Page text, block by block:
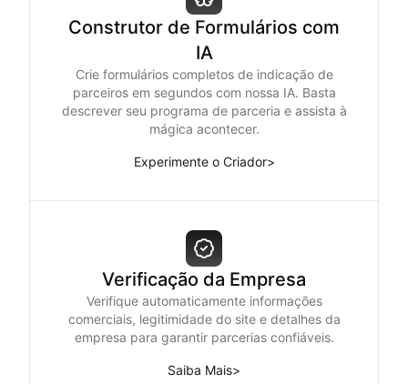
Construtor de Formulários com
IA
Crie formulários completos de indicação de
parceiros em segundos com nossa IA. Basta
descrever seu programa de parceria e assista à
mágica acontecer.
Experimente o Criador>
Verificação da Empresa
Verifique automaticamente informações
comerciais, legitimidade do site e detalhes da
empresa para garantir parcerias confiáveis.
Saiba Mais>